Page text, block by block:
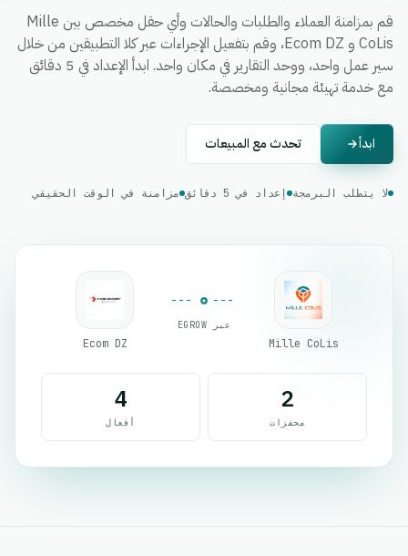
قم بمزامنة العملاء والطلبات والحالات وأي حقل مخصص بين Mille
CoLis و Ecom DZ، وقم بتفعيل الإجراءات عبر كلا التطبيقين من خلال
سير عمل واحد، ووحد التقارير في مكان واحد. ابدأ الإعداد في 5 دقائق
مع خدمة تهيئة مجانية ومخصصة.
ابدأ تحدث مع المبيعات
لا يتطلب البرمجة إعداد في 5 دقائق مزامنة في الوقت الحقيقي
Mille CoLis
عبر EGROW
Ecom DZ
2
محفزات
4
أفعال